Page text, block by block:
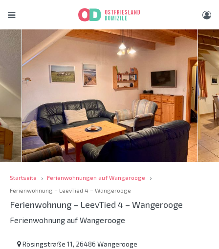
Startseite
Ferienwohnungen auf Wangerooge
Ferienwohnung – LeevTied 4 – Wangerooge
Ferienwohnung – LeevTied 4 – Wangerooge
Ferienwohnung auf Wangerooge
Rösingstraße 11, 26486 Wangerooge